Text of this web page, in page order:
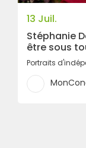
13 Juil.
Stéphanie
être sous
Portraits